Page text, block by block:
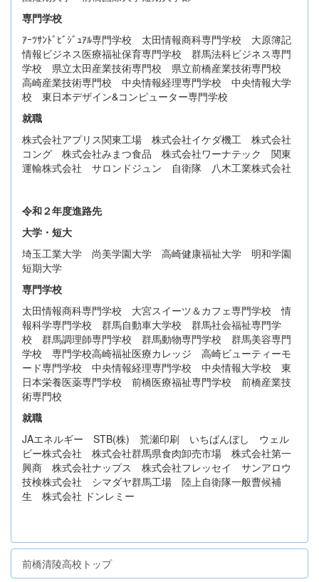
専門学校
ｱｰﾂｻﾝﾄﾞﾋﾞｼﾞｭｱﾙ専門学校 太田情報商科専門学校 大原簿記
情報ビジネス医療福祉保育専門学校 群馬法科ビジネス専門
学校 県立太田産業技術専門校 県立前橋産業技術専門校
高崎産業技術専門校 中央情報経理専門学校 中央情報大学
校 東日本デザイン&コンピューター専門学校
就職
株式会社アプリス関東工場 株式会社イケダ機工 株式会社
コング 株式会社みまつ食品 株式会社ワーナテック 関東
運輸株式会社 サロンドジュン 自衛隊 八木工業株式会社
令和２年度進路先
大学・短大
埼玉工業大学 尚美学園大学 高崎健康福祉大学 明和学園
短期大学
専門学校
太田情報商科専門学校 大宮スイーツ＆カフェ専門学校 情
報科学専門学校 群馬自動車大学校 群馬社会福祉専門学
校 群馬調理師専門学校 群馬動物専門学校 群馬美容専門
学校 専門学校高崎福祉医療カレッジ 高崎ビューティーモ
ード専門学校 中央情報経理専門学校 中央情報大学校 東
日本栄養医薬専門学校 前橋医療福祉専門学校 前橋産業技
術専門校
就職
JAエネルギー STB(株) 荒瀬印刷 いちばんぼし ウェル
ビー株式会社 株式会社群馬県食肉卸売市場 株式会社第一
興商 株式会社ナップス 株式会社フレッセイ サンアロウ
技検株式会社 シマダヤ群馬工場 陸上自衛隊一般曹候補
生 株式会社 ドンレミー
前橋清陵高校トップ